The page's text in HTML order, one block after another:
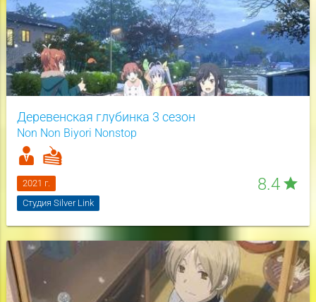
Деревенская глубинка 3 сезон
Non Non Biyori Nonstop
8.4 star
2021 г.
Студия Silver Link